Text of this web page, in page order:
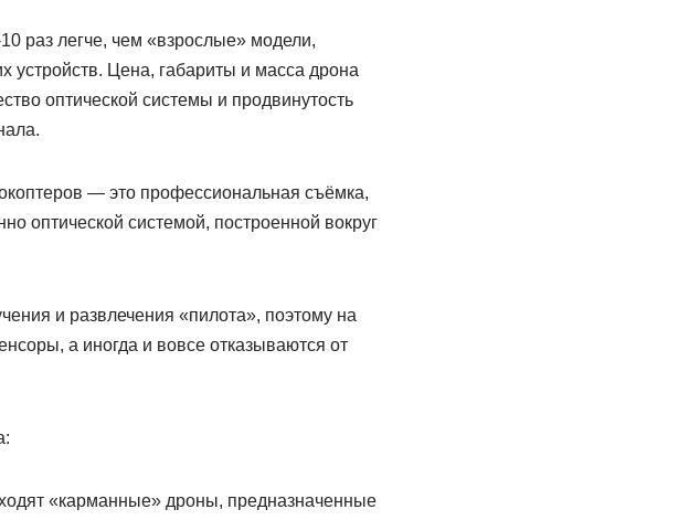
раз легче, чем «взрослые» модели,
устройств. Цена, габариты и масса дрона
оптической системы и продвинутость
— это профессиональная съёмка,
оптической системой, построенной вокруг
и развлечения «пилота», поэтому на
а иногда и вовсе отказываются от
«карманные» дроны, предназначенные